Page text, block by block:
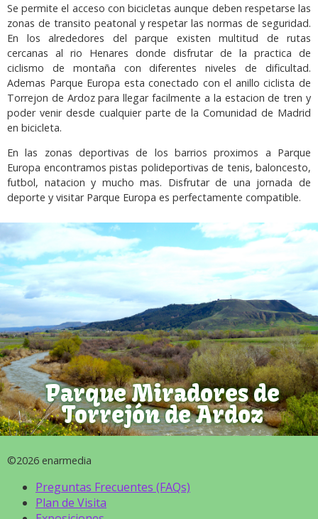
Se permite el acceso con bicicletas aunque deben respetarse las
zonas de transito peatonal y respetar las normas de seguridad.
En los alrededores del parque existen multitud de rutas
cercanas al rio Henares donde disfrutar de la practica de
ciclismo de montaña con diferentes niveles de dificultad.
Ademas Parque Europa esta conectado con el anillo ciclista de
Torrejon de Ardoz para llegar facilmente a la estacion de tren y
poder venir desde cualquier parte de la Comunidad de Madrid
en bicicleta.
En las zonas deportivas de los barrios proximos a Parque
Europa encontramos pistas polideportivas de tenis, baloncesto,
futbol, natacion y mucho mas. Disfrutar de una jornada de
deporte y visitar Parque Europa es perfectamente compatible.
Parque Miradores de
Torrejón de Ardoz
©2026 enarmedia
Preguntas Frecuentes (FAQs)
Plan de Visita